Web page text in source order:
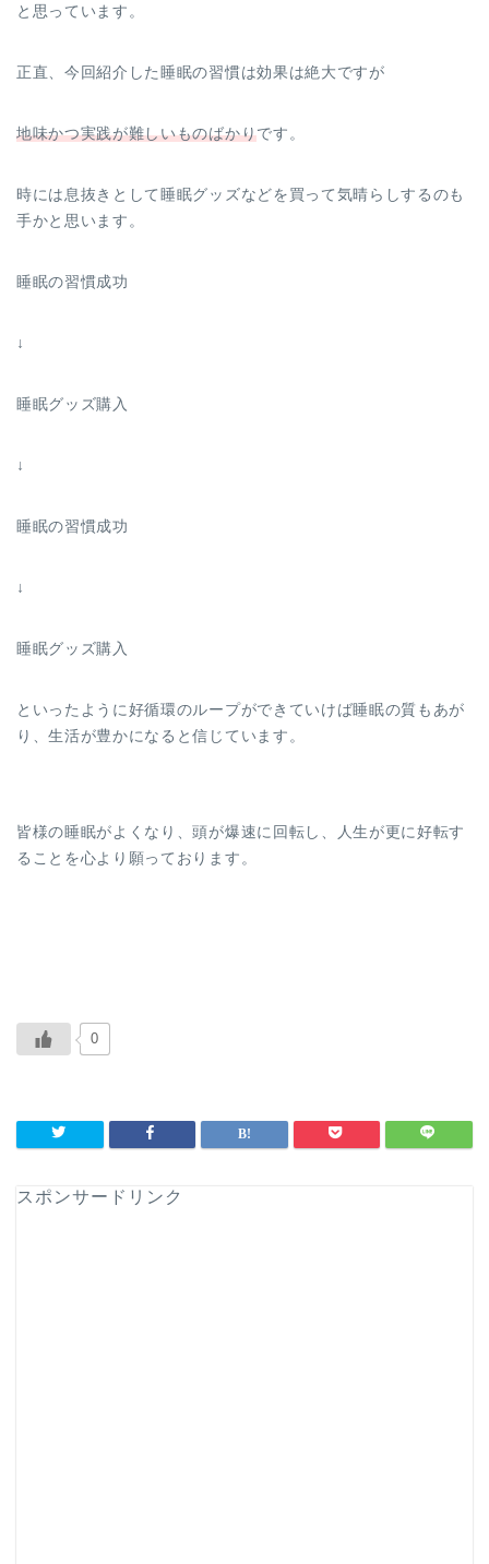
と思っています。
正直、今回紹介した睡眠の習慣は効果は絶大ですが
地味かつ実践が難しいものばかりです。
時には息抜きとして睡眠グッズなどを買って気晴らしするのも
手かと思います。
睡眠の習慣成功
↓
睡眠グッズ購入
↓
睡眠の習慣成功
↓
睡眠グッズ購入
といったように好循環のループができていけば睡眠の質もあが
り、生活が豊かになると信じています。
皆様の睡眠がよくなり、頭が爆速に回転し、人生が更に好転す
ることを心より願っております。
0
スポンサードリンク